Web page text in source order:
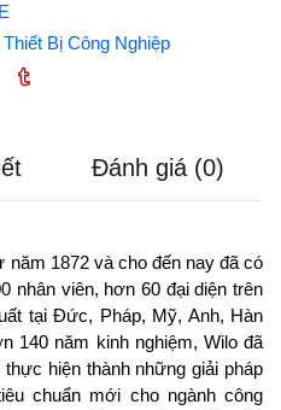
Thiết Bị Công Nghiệp
Đánh giá (0)
năm 1872 và cho đến nay đã có
nhân viên, hơn 60 đại diện trên
tại Đức, Pháp, Mỹ, Anh, Hàn
140 năm kinh nghiệm, Wilo đã
hiện thành những giải pháp
chuẩn mới cho ngành công